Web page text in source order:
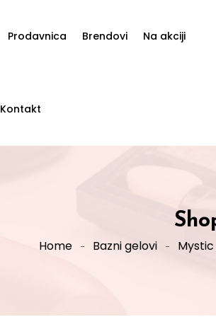
Prodavnica Brendovi Na akciji
Kontakt
Home Bazni gelovi Mystic